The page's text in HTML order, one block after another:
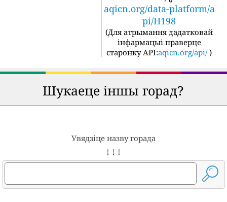
aqicn.org/data-platform/a
pi/H198
(Для атрымання дадатковай
інфармацыі праверце
старонку API:aqicn.org/api/ )
Шукаеце іншы горад?
Увядзіце назву горада
↓ ↓ ↓